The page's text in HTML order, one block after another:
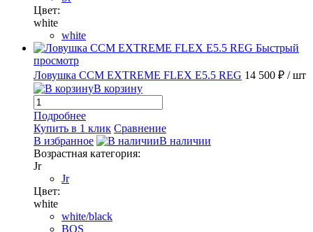
Цвет:
white
white
Быстрый
просмотр
Ловушка CCM EXTREME FLEX E5.5 REG 14 500 ₽ / шт
В корзину
Подробнее
Купить в 1 клик Сравнение
В избранное
В наличии
Возрастная категория:
Jr
Jr
Цвет:
white
white/black
BOS